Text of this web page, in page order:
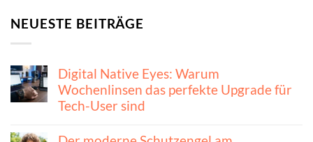
NEUESTE BEITRÄGE
Digital Native Eyes: Warum
Wochenlinsen das perfekte Upgrade für
Tech-User sind